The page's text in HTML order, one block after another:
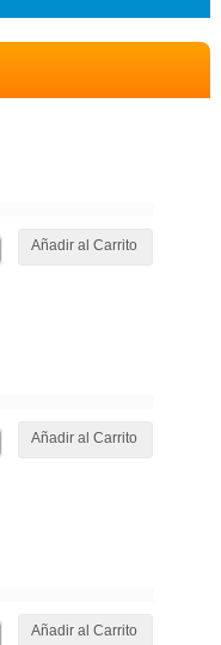
Añadir al Carrito
Añadir al Carrito
Añadir al Carrito